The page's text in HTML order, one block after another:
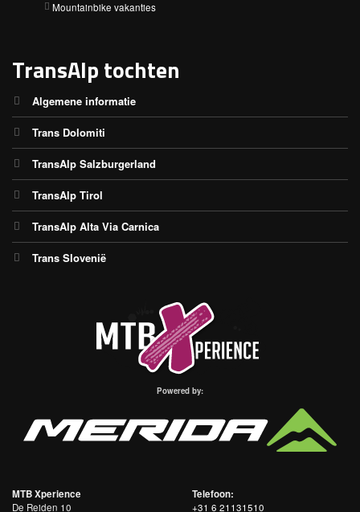
Mountainbike vakanties
TransAlp tochten
Algemene informatie
Trans Dolomiti
TransAlp Salzburgerland
TransAlp Tirol
TransAlp Alta Via Carnica
Trans Slovenië
Powered by:
MTB Xperience
De Reiden 10
Telefoon:
+31 6 21131510